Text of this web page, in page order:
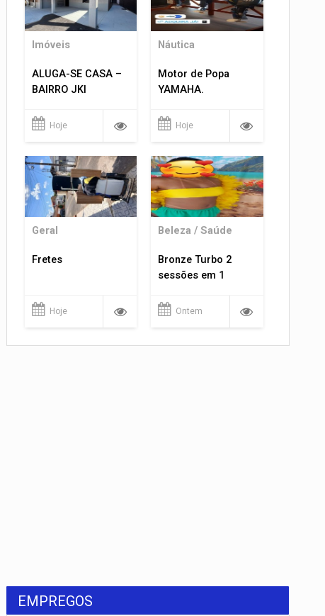
Imóveis
ALUGA-SE CASA –
BAIRRO JKI
Hoje
Náutica
Motor de Popa
YAMAHA.
Hoje
Geral
Fretes
Hoje
Beleza / Saúde
Bronze Turbo 2
sessões em 1
Ontem
EMPREGOS